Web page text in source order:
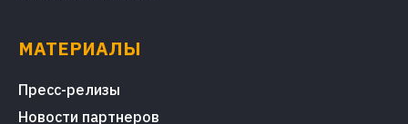
МАТЕРИАЛЫ
Пресс-релизы
Новости партнеров